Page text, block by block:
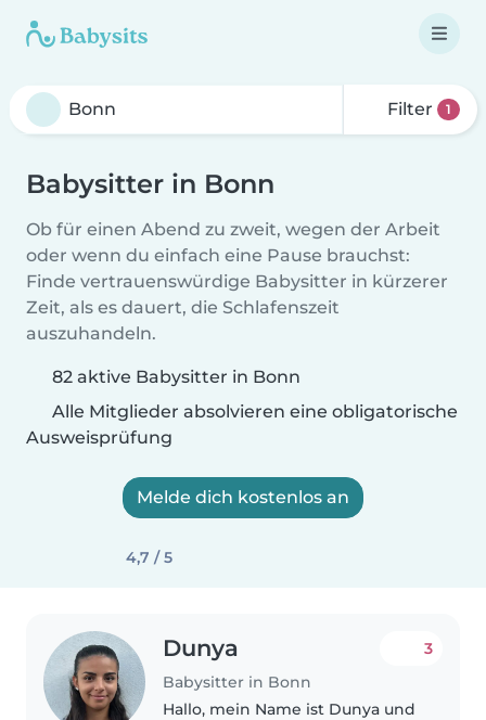
Filter 1
Babysitter in Bonn
Ob für einen Abend zu zweit, wegen der Arbeit
oder wenn du einfach eine Pause brauchst:
Finde vertrauenswürdige Babysitter in kürzerer
Zeit, als es dauert, die Schlafenszeit
auszuhandeln.
82 aktive Babysitter in Bonn
Alle Mitglieder absolvieren eine obligatorische
Ausweisprüfung
Melde dich kostenlos an
4,7 / 5
Dunya
Babysitter in Bonn
3
Hallo, mein Name ist Dunya und